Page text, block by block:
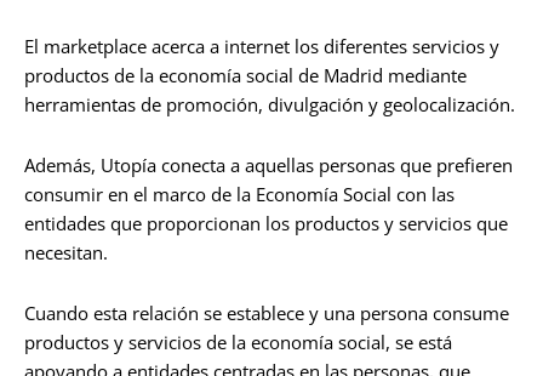
El marketplace acerca a internet los diferentes servicios y
productos de la economía social de Madrid mediante
herramientas de promoción, divulgación y geolocalización.
Además, Utopía conecta a aquellas personas que prefieren
consumir en el marco de la Economía Social con las
entidades que proporcionan los productos y servicios que
necesitan.
Cuando esta relación se establece y una persona consume
productos y servicios de la economía social, se está